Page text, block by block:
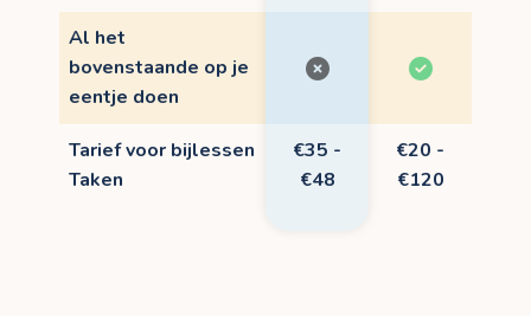
Al het
bovenstaande op je
eentje doen
Tarief voor bijlessen
Taken
€35 -
€48
€20 -
€120